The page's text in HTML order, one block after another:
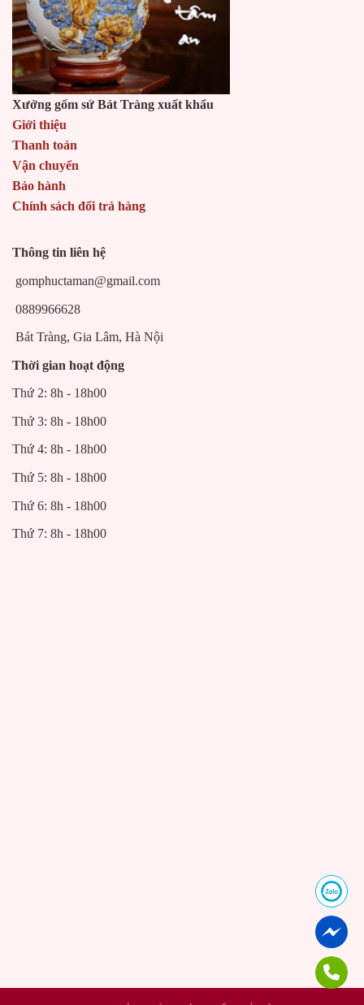
Xưởng gốm sứ Bát Tràng xuất khẩu
Giới thiệu
Thanh toán
Vận chuyển
Bảo hành
Chính sách đổi trả hàng
Thông tin liên hệ
gomphuctaman@gmail.com
0889966628
Bát Tràng, Gia Lâm, Hà Nội
Thời gian hoạt động
Thứ 2: 8h - 18h00
Thứ 3: 8h - 18h00
Thứ 4: 8h - 18h00
Thứ 5: 8h - 18h00
Thứ 6: 8h - 18h00
Thứ 7: 8h - 18h00